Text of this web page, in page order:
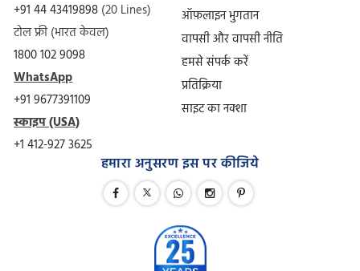
+91 44 43419898 (20 Lines)
टोल फ्री (भारत केवल)
1800 102 9098
WhatsApp
+91 9677391109
स्काइप (USA)
+1 412-927 3625
ऑफ़लाइन भुगतान
वापसी और वापसी नीति
हमसे संपर्क करें
प्रतिक्रिया
साइट का नक्शा
हमारा अनुसरण इस पर कीजिये